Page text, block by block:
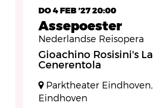
Assepoester
Nederlandse Reisopera
DO 4 FEB ’2720:00
Gioachino Rosisini's La
Cenerentola
Parktheater Eindhoven,
Eindhoven